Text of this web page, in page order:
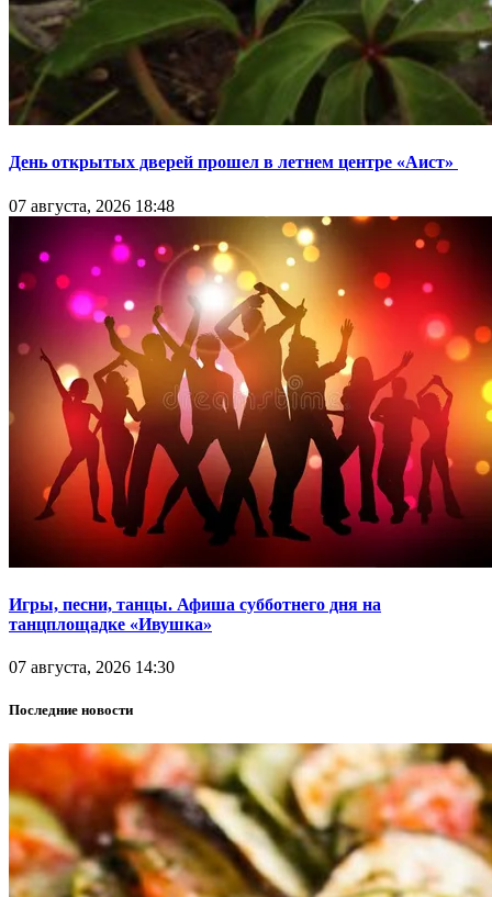
День открытых дверей прошел в летнем центре «Аист»
07 августа, 2026 18:48
Игры, песни, танцы. Афиша субботнего дня на
танцплощадке «Ивушка»
07 августа, 2026 14:30
Последние новости